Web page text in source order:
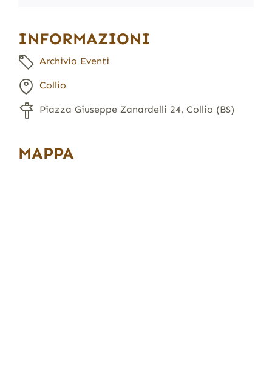
INFORMAZIONI
Archivio Eventi
Collio
Piazza Giuseppe Zanardelli 24, Collio (BS)
MAPPA